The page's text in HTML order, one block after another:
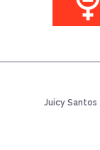
Juicy Santos